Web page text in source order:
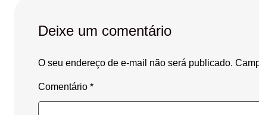
Deixe um comentário
O seu endereço de e-mail não será publicado.
Comentário *